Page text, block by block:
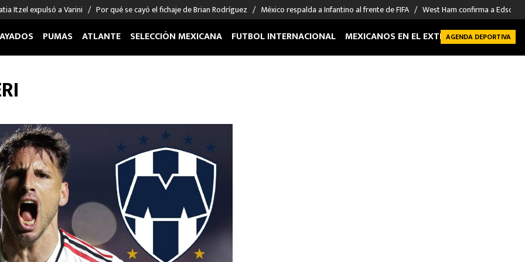
Itzel expulsó a Varini Por qué se cayó el fichaje de Brian Rodríguez México respalda a Infantino al frente de FIFA West Ham confirma a Edson
Giménez
Sergio Ramos
Giorgos Giakoumakis
André Jardine
Boxeo
Béisbol
NFL
NBA
Más deportes
PUMAS ATLANTE SELECCIÓN MEXICANA FUTBOL INTERNACIONAL MEXICANOS EN EL EXTRANJERO FUTBOL
AGENDA DEPORTIVA